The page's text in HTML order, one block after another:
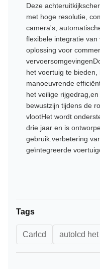
Deze
met hoge resolutie,
camera's,
flexibele integratie
oplossing voor
het voertuig te
manoeuvrende
het veilige
bewustzijn tijdens de
vlootHet wordt
drie jaar en is
gebruik.verbetering
geïntegreerde
Tags
Carlcd autolcd